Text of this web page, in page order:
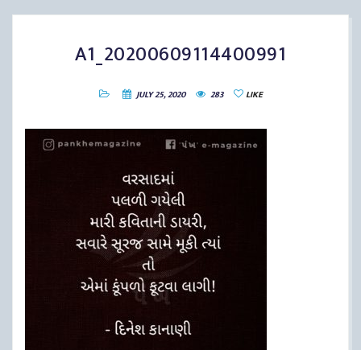
A1_20200609114400991
JULY 25, 2020 283 LIKE